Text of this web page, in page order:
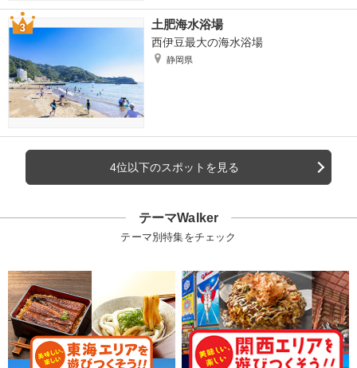
土肥海水浴場
西伊豆最大の海水浴場
静岡県
4位以下のスポットを見る
テーマWalker
テーマ別特集をチェック